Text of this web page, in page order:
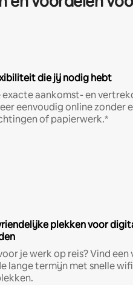
die jij nodig hebt
exacte aankomst- en
eenvoudig online zonder
of papierwerk.*
plekken voor
je werk op reis? Vind
lange termijn met snelle